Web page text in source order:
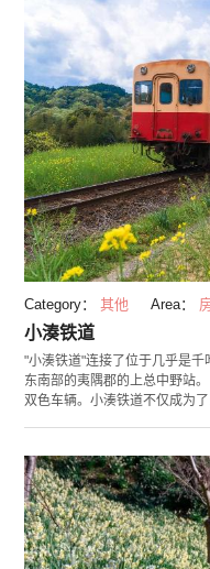
Category： 其他 Area：
小湊铁道
"小湊铁道"连接了位于几乎是
东南部的夷隅郡的上总中野站
双色车辆。小湊铁道不仅成为
登录文化财产，其中包括"五井
等。也推荐您看看沿途的车站
站之间运行的"里山小火车"忠
开放式列车以每小时30公里的
色，一定会让您体验到一种特
的感觉。